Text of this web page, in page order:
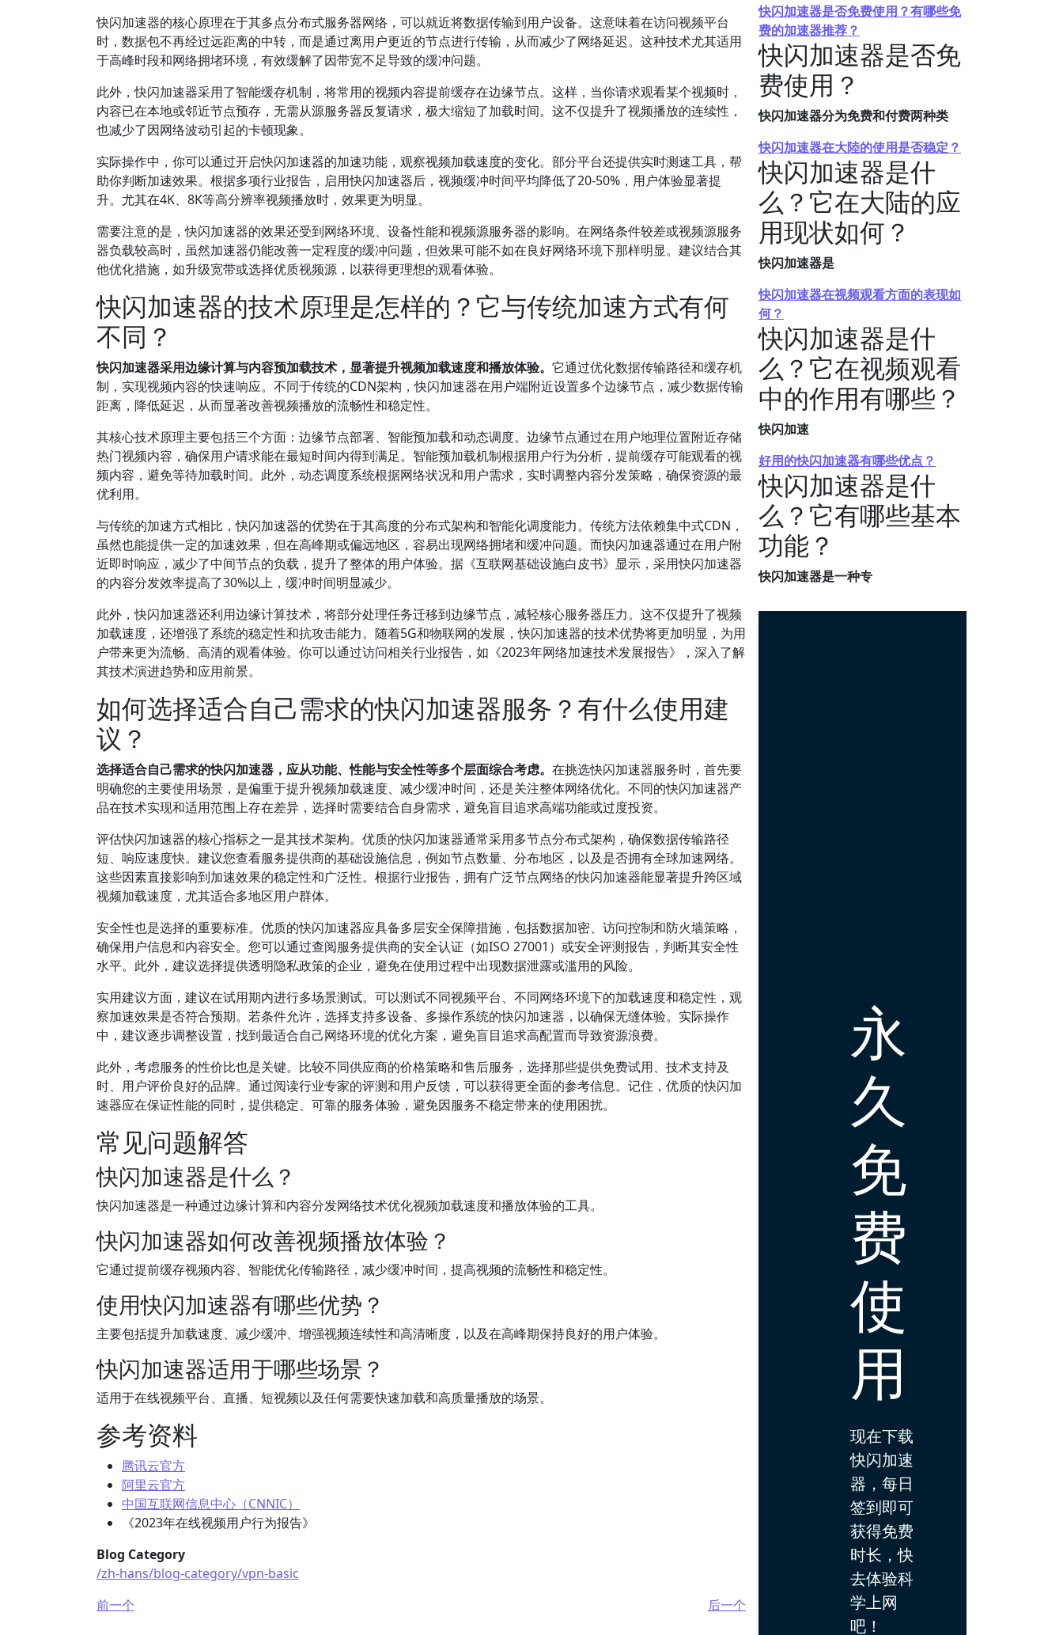
快闪加速器的核心原理在于其多点分布式服务器网络，可以就近将数据传输到用户设备。这意味着在访问视频平台
时，数据包不再经过远距离的中转，而是通过离用户更近的节点进行传输，从而减少了网络延迟。这种技术尤其适用
于高峰时段和网络拥堵环境，有效缓解了因带宽不足导致的缓冲问题。
此外，快闪加速器采用了智能缓存机制，将常用的视频内容提前缓存在边缘节点。这样，当你请求观看某个视频时，
内容已在本地或邻近节点预存，无需从源服务器反复请求，极大缩短了加载时间。这不仅提升了视频播放的连续性，
也减少了因网络波动引起的卡顿现象。
实际操作中，你可以通过开启快闪加速器的加速功能，观察视频加载速度的变化。部分平台还提供实时测速工具，帮
助你判断加速效果。根据多项行业报告，启用快闪加速器后，视频缓冲时间平均降低了20-50%，用户体验显著提
升。尤其在4K、8K等高分辨率视频播放时，效果更为明显。
需要注意的是，快闪加速器的效果还受到网络环境、设备性能和视频源服务器的影响。在网络条件较差或视频源服务
器负载较高时，虽然加速器仍能改善一定程度的缓冲问题，但效果可能不如在良好网络环境下那样明显。建议结合其
他优化措施，如升级宽带或选择优质视频源，以获得更理想的观看体验。
快闪加速器的技术原理是怎样的？它与传统加速方式有何
不同？
快闪加速器采用边缘计算与内容预加载技术，显著提升视频加载速度和播放体验。 它通过优化数据传输路径和缓存机
制，实现视频内容的快速响应。不同于传统的CDN架构，快闪加速器在用户端附近设置多个边缘节点，减少数据传输
距离，降低延迟，从而显著改善视频播放的流畅性和稳定性。
其核心技术原理主要包括三个方面：边缘节点部署、智能预加载和动态调度。边缘节点通过在用户地理位置附近存储
热门视频内容，确保用户请求能在最短时间内得到满足。智能预加载机制根据用户行为分析，提前缓存可能观看的视
频内容，避免等待加载时间。此外，动态调度系统根据网络状况和用户需求，实时调整内容分发策略，确保资源的最
优利用。
与传统的加速方式相比，快闪加速器的优势在于其高度的分布式架构和智能化调度能力。传统方法依赖集中式CDN，
虽然也能提供一定的加速效果，但在高峰期或偏远地区，容易出现网络拥堵和缓冲问题。而快闪加速器通过在用户附
近即时响应，减少了中间节点的负载，提升了整体的用户体验。据《互联网基础设施白皮书》显示，采用快闪加速器
的内容分发效率提高了30%以上，缓冲时间明显减少。
此外，快闪加速器还利用边缘计算技术，将部分处理任务迁移到边缘节点，减轻核心服务器压力。这不仅提升了视频
加载速度，还增强了系统的稳定性和抗攻击能力。随着5G和物联网的发展，快闪加速器的技术优势将更加明显，为用
户带来更为流畅、高清的观看体验。你可以通过访问相关行业报告，如《2023年网络加速技术发展报告》，深入了解
其技术演进趋势和应用前景。
如何选择适合自己需求的快闪加速器服务？有什么使用建
议？
选择适合自己需求的快闪加速器，应从功能、性能与安全性等多个层面综合考虑。 在挑选快闪加速器服务时，首先要
明确您的主要使用场景，是偏重于提升视频加载速度、减少缓冲时间，还是关注整体网络优化。不同的快闪加速器产
品在技术实现和适用范围上存在差异，选择时需要结合自身需求，避免盲目追求高端功能或过度投资。
评估快闪加速器的核心指标之一是其技术架构。优质的快闪加速器通常采用多节点分布式架构，确保数据传输路径
短、响应速度快。建议您查看服务提供商的基础设施信息，例如节点数量、分布地区，以及是否拥有全球加速网络。
这些因素直接影响到加速效果的稳定性和广泛性。根据行业报告，拥有广泛节点网络的快闪加速器能显著提升跨区域
视频加载速度，尤其适合多地区用户群体。
安全性也是选择的重要标准。优质的快闪加速器应具备多层安全保障措施，包括数据加密、访问控制和防火墙策略，
确保用户信息和内容安全。您可以通过查阅服务提供商的安全认证（如ISO 27001）或安全评测报告，判断其安全性
水平。此外，建议选择提供透明隐私政策的企业，避免在使用过程中出现数据泄露或滥用的风险。
实用建议方面，建议在试用期内进行多场景测试。可以测试不同视频平台、不同网络环境下的加载速度和稳定性，观
察加速效果是否符合预期。若条件允许，选择支持多设备、多操作系统的快闪加速器，以确保无缝体验。实际操作
中，建议逐步调整设置，找到最适合自己网络环境的优化方案，避免盲目追求高配置而导致资源浪费。
此外，考虑服务的性价比也是关键。比较不同供应商的价格策略和售后服务，选择那些提供免费试用、技术支持及
时、用户评价良好的品牌。通过阅读行业专家的评测和用户反馈，可以获得更全面的参考信息。记住，优质的快闪加
速器应在保证性能的同时，提供稳定、可靠的服务体验，避免因服务不稳定带来的使用困扰。
常见问题解答
快闪加速器是什么？
快闪加速器是一种通过边缘计算和内容分发网络技术优化视频加载速度和播放体验的工具。
快闪加速器如何改善视频播放体验？
它通过提前缓存视频内容、智能优化传输路径，减少缓冲时间，提高视频的流畅性和稳定性。
使用快闪加速器有哪些优势？
主要包括提升加载速度、减少缓冲、增强视频连续性和高清晰度，以及在高峰期保持良好的用户体验。
快闪加速器适用于哪些场景？
适用于在线视频平台、直播、短视频以及任何需要快速加载和高质量播放的场景。
参考资料
腾讯云官方
阿里云官方
中国互联网信息中心（CNNIC）
《2023年在线视频用户行为报告》
Blog Category
/zh-hans/blog-category/vpn-basic
前一个
后一个
快闪加速器是否免费使用？有哪些免
费的加速器推荐？
快闪加速器是否免
费使用？
快闪加速器分为免费和付费两种类
快闪加速器在大陸的使用是否稳定？
快闪加速器是什
么？它在大陆的应
用现状如何？
快闪加速器是
快闪加速器在视频观看方面的表现如
何？
快闪加速器是什
么？它在视频观看
中的作用有哪些？
快闪加速
好用的快闪加速器有哪些优点？
快闪加速器是什
么？它有哪些基本
功能？
快闪加速器是一种专
永
久
免
费
使
用
现在下载
快闪加速
器，每日
签到即可
获得免费
时长，快
去体验科
学上网
吧！